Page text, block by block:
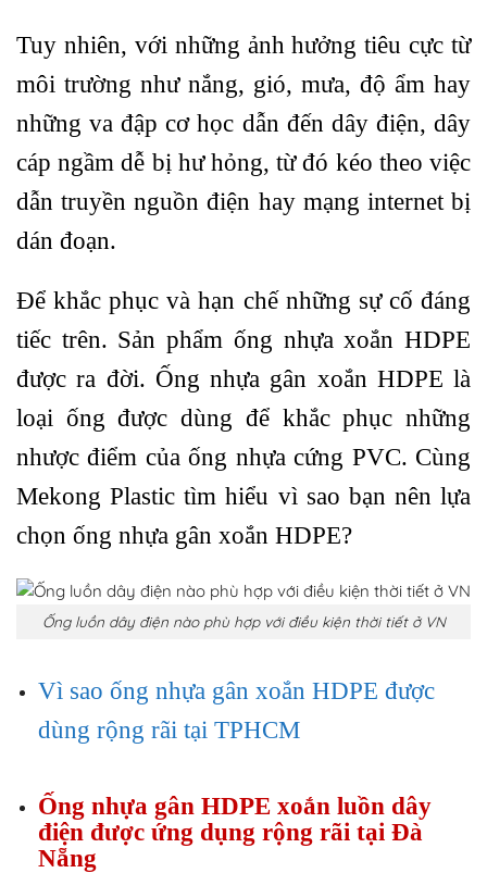
Tuy nhiên, với những ảnh hưởng tiêu cực từ
môi trường như nắng, gió, mưa, độ ẩm hay
những va đập cơ học dẫn đến dây điện, dây
cáp ngầm dễ bị hư hỏng, từ đó kéo theo việc
dẫn truyền nguồn điện hay mạng internet bị
dán đoạn.
Để khắc phục và hạn chế những sự cố đáng
tiếc trên. Sản phẩm ống nhựa xoắn HDPE
được ra đời. Ống nhựa gân xoắn HDPE là
loại ống được dùng để khắc phục những
nhược điểm của ống nhựa cứng PVC. Cùng
Mekong Plastic tìm hiểu vì sao bạn nên lựa
chọn ống nhựa gân xoắn HDPE?
Ống luồn dây điện nào phù hợp với điều kiện thời tiết ở VN
Vì sao ống nhựa gân xoắn HDPE được
dùng rộng rãi tại TPHCM
Ống nhựa gân HDPE xoắn luồn dây
điện được ứng dụng rộng rãi tại Đà
Nẵng